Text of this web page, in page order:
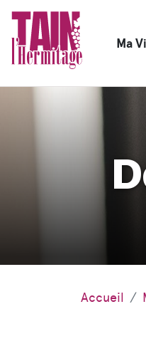
Ma
Accueil